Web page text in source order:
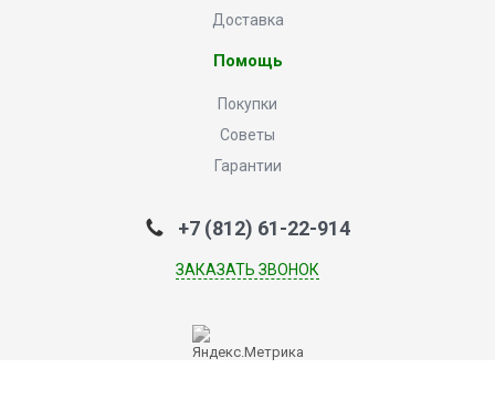
Доставка
Помощь
Покупки
Советы
Гарантии
+7 (812) 61-22-914
ЗАКАЗАТЬ ЗВОНОК